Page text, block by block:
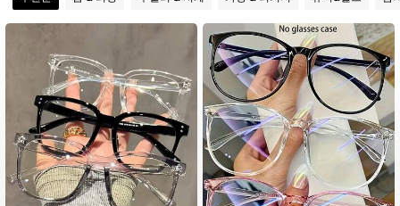
4.89 3.6K 팔로워
4.89 3.6K 팔로워
4.89 3.6K 팔로워
4.89 3.6K 팔로워